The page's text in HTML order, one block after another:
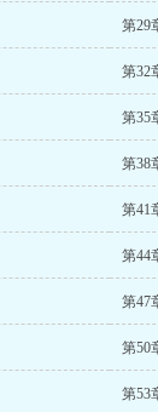
第29
第32
第35
第38
第41
第44
第47
第50
第53